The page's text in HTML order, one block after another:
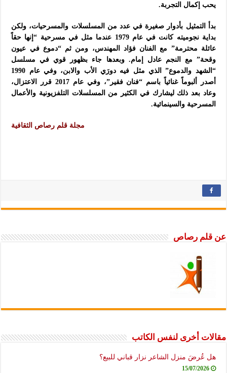
يحب إكمال التجربة.
بدأ التمثيل بأدوار صغيرة في عدد من المسلسلات والمسرحيات، ولكن
بداية نجوميته كانت في عام 1979 عندما مثل في مسرحية “إنها حقاً
عائلة محترمة” مع الفنان فؤاد المهندس، ومن ثم “دموع في عيون
وقحة” مع النجم عادل إمام. وبعدها جاء بظهور قوي في مسلسل
“الشهد والدموع” الذي مثل فيه دورَي الأب والابن، وفي عام 1990
أصدر ألبوماً غنائياً باسم “فنان فقير”، وفي عام 2017 قرر الاعتزال،
وعاد بعد ذلك ليشارك في الكثير من المسلسلات التلفزيونية والأعمال
المسرحية والسينمائية.
مجلة قلم رصاص الثقافية
عن قلم رصاص
مقالات أخرى لنفس الكاتب
هل عُرضَ منزل الشاعر نزار قباني للبيع؟
15/07/2026